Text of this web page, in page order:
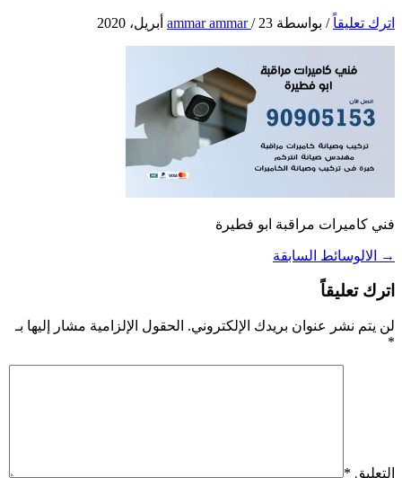
اترك تعليقاً / بواسطة ammar ammar/ 23 أبريل، 2020
فني كاميرات مراقبة ابو فطيرة
→ الالوسائط السابقة
اترك تعليقاً
لن يتم نشر عنوان بريدك الإلكتروني. الحقول الإلزامية مشار إليها بـ
*
التعليق *